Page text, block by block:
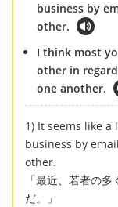
business by
other.
I think most
other in
one another.
1) It seems like
business by
other.
「最近、若者の
だ。」